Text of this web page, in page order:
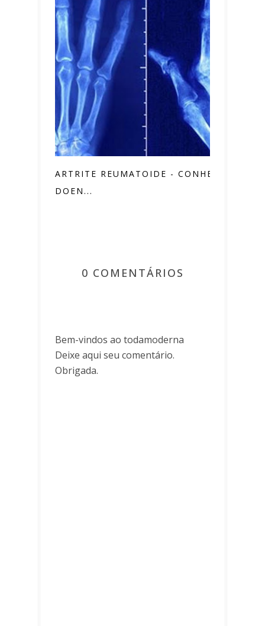
ARTRITE REUMATOIDE - CONHEÇA A
DOEN...
0 COMENTÁRIOS
Bem-vindos ao todamoderna
Deixe aqui seu comentário.
Obrigada.